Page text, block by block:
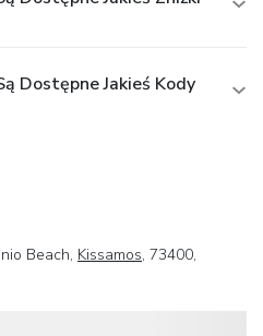
Dostępne Jakieś Kody
Beach, Kissamos, 73400,